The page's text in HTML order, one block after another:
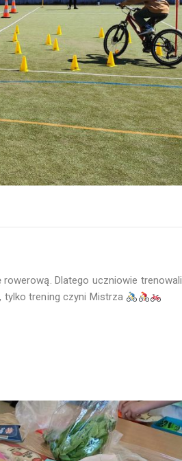
Dlatego uczniowie trenowali
tylko trening czyni Mistrza